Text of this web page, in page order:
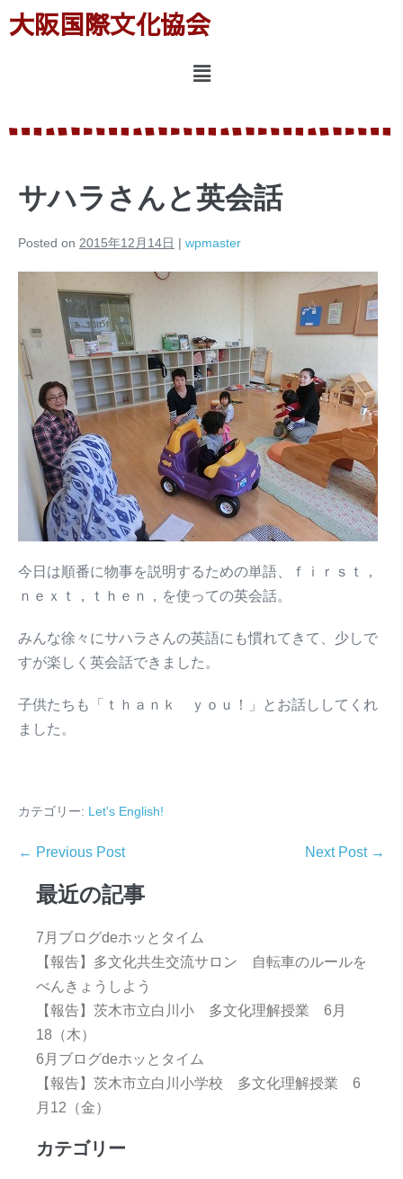
大阪国際文化協会
サハラさんと英会話
Posted on 2015年12月14日 | wpmaster
今日は順番に物事を説明するための単語、ｆｉｒｓｔ，
ｎｅｘｔ，ｔｈｅｎ，を使っての英会話。
みんな徐々にサハラさんの英語にも慣れてきて、少しで
すが楽しく英会話できました。
子供たちも「ｔｈａｎｋ ｙｏｕ！」とお話ししてくれ
ました。
カテゴリー: Let's English!
← Previous Post Next Post →
最近の記事
7月ブログdeホッとタイム
【報告】多文化共生交流サロン 自転車のルールを
べんきょうしよう
【報告】茨木市立白川小 多文化理解授業 6月
18（木）
6月ブログdeホッとタイム
【報告】茨木市立白川小学校 多文化理解授業 6
月12（金）
カテゴリー